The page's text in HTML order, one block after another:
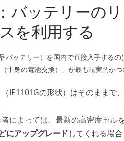
バッテリーの
を利用する
バッテリー）を国内で直接入手するの
中身の電池交換）」が最も現実的かつ
IP1101Gの形状）はそのままで
によっては、最新の高密度セル
にアップグレードしてくれる場